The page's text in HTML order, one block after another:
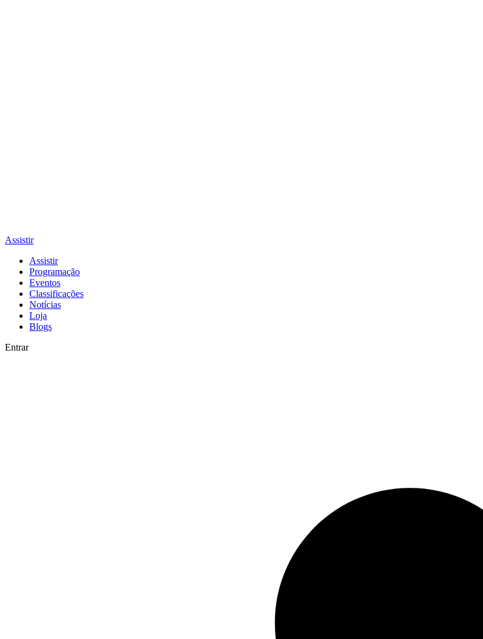
Assistir
Assistir
Programação
Eventos
Classificações
Notícias
Loja
Blogs
Entrar